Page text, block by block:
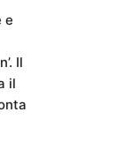
e
Il
il